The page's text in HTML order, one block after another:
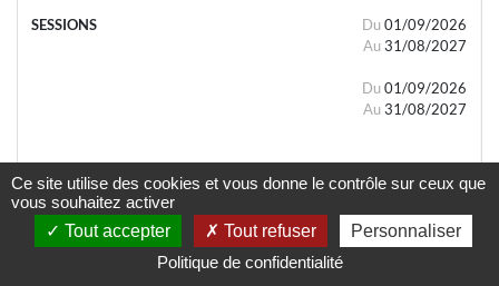
Du 01/09/2026
Au 31/08/2027
Du 01/09/2026
Au 31/08/2027
- Tout public
Ce site utilise des cookies et vous donne le contrôle sur ceux que
vous souhaitez activer
Tout accepter
Tout refuser
Personnaliser
Politique de confidentialité